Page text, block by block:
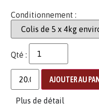
Conditionnement :
Qté :
AJOUTER AU
Plus de détail